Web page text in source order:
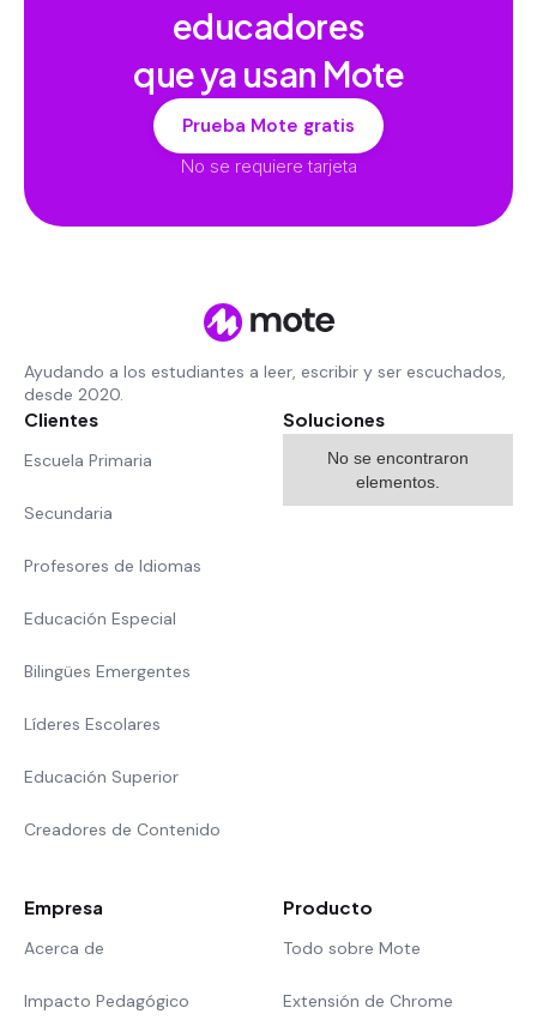
educadores
que ya usan Mote
Prueba Mote gratis
No se requiere tarjeta
Ayudando a los estudiantes a leer, escribir y ser escuchados,
desde 2020.
Clientes
Escuela Primaria
Secundaria
Profesores de Idiomas
Educación Especial
Bilingües Emergentes
Líderes Escolares
Educación Superior
Creadores de Contenido
Soluciones
No se encontraron
elementos.
Empresa
Acerca de
Impacto Pedagógico
Producto
Todo sobre Mote
Extensión de Chrome